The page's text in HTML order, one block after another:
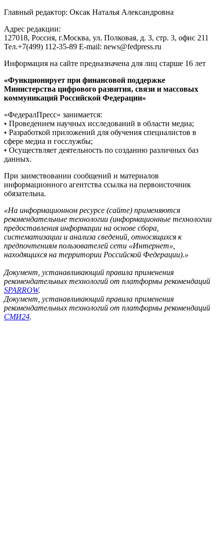
Главный редактор: Оксак Наталья Александровна
Адрес редакции:
127018, Россия, г.Москва, ул. Полковая, д. 3, стр. 3, офис 211
Тел.+7(499) 112-35-89 E-mail: news@fedpress.ru
Информация на сайте предназначена для лиц старше 16 лет
«Функционирует при финансовой поддержке
Министерства цифрового развития, связи и массовых
коммуникаций Российской Федерации»
«ФедералПресс» занимается:
• Проведением научных исследований в области медиа;
• Разработкой приложений для обучения специалистов в
сфере медиа и госслужбы;
• Осуществляет деятельность по созданию различных баз
данных.
При заимствовании сообщений и материалов
информационного агентства ссылка на первоисточник
обязательна.
«На информационном ресурсе (сайте) применяются
рекомендательные технологии (информационные технологии
предоставления информации на основе сбора,
систематизации и анализа сведений, относящихся к
предпочтениям пользователей сети «Интернет»,
находящихся на территории Российской Федерации).»
Документ, устанавливающий правила применения
рекомендательных технологий от платформы рекомендаций
SPARROW.
Документ, устанавливающий правила применения
рекомендательных технологий от платформы рекомендаций
СМИ24.